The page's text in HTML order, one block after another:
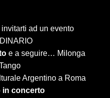
ad un evento
e a seguire… Milonga
Argentino a Roma
in concerto